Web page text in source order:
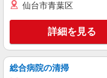
仙台市青葉区
詳細を見る
総合病院の清掃